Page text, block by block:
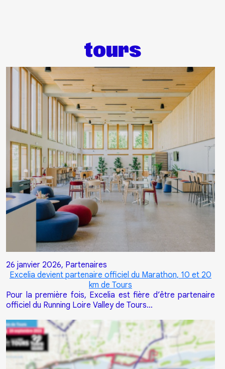
tours
26 janvier 2026, Partenaires
Excelia devient partenaire officiel du Marathon, 10 et 20
km de Tours
Pour la première fois, Excelia est fière d’être partenaire
officiel du Running Loire Valley de Tours…